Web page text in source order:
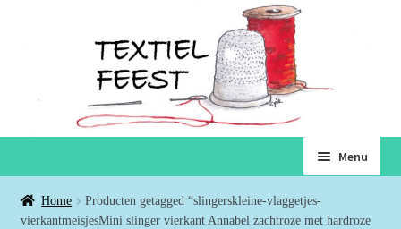
naar
navigatie
de
inhoud
Menu
HomeHome
Producten getagged “slingerskleine-vlaggetjes-
vierkantmeisjesMini slinger vierkant Annabel zachtroze met hardroze